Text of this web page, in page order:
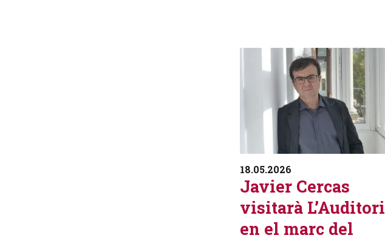
18.05.2026
Javier Cercas
visitarà L’Auditori
en el marc del